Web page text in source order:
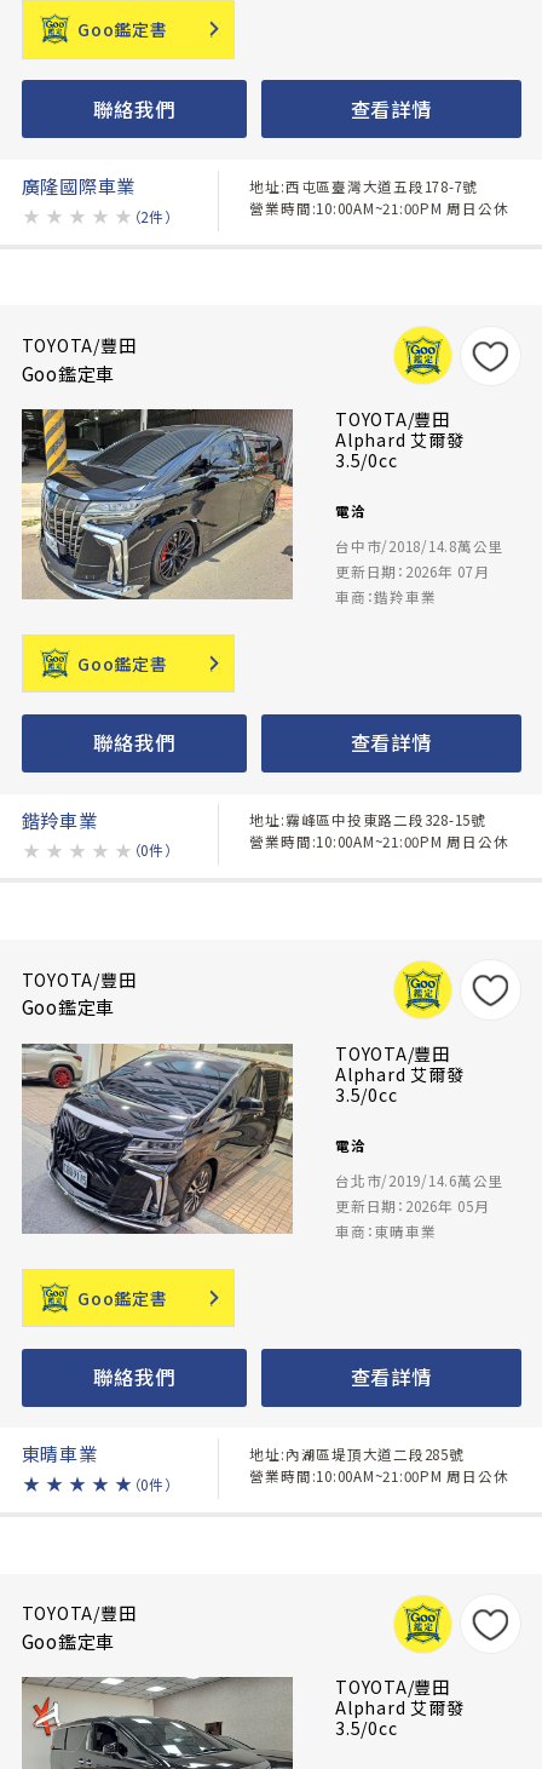
Goo鑑定書
聯絡我們 查看詳情
廣隆國際車業
★ ★ ★ ★ ★ （2件）
地址:西屯區臺灣大道五段178-7號
營業時間:10:00AM~21:00PM 周日公休
TOYOTA/豐田
Goo鑑定車
TOYOTA/豐田
Alphard 艾爾發
3.5/0cc
電洽
台中市/2018/14.8萬公里
更新日期：2026年 07月
車商：鍇羚車業
Goo鑑定書
聯絡我們 查看詳情
鍇羚車業
★ ★ ★ ★ ★ （0件）
地址:霧峰區中投東路二段328-15號
營業時間:10:00AM~21:00PM 周日公休
TOYOTA/豐田
Goo鑑定車
TOYOTA/豐田
Alphard 艾爾發
3.5/0cc
電洽
台北市/2019/14.6萬公里
更新日期：2026年 05月
車商：東晴車業
Goo鑑定書
聯絡我們 查看詳情
東晴車業
★ ★ ★ ★ ★ （0件）
地址:內湖區堤頂大道二段285號
營業時間:10:00AM~21:00PM 周日公休
TOYOTA/豐田
Goo鑑定車
TOYOTA/豐田
Alphard 艾爾發
3.5/0cc